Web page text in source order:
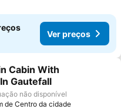
Ver preços
aos favoritos
Cabin With
Gautefall
não disponível
de Centro da cidade